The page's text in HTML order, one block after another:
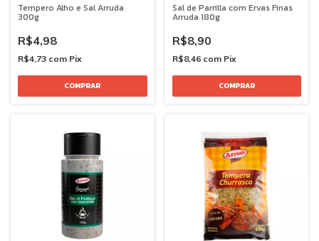
Tempero Alho e Sal Arruda
300g
R$4,98
R$4,73 com Pix
Sal de Parrilla com Ervas Finas
Arruda 180g
R$8,90
R$8,46 com Pix